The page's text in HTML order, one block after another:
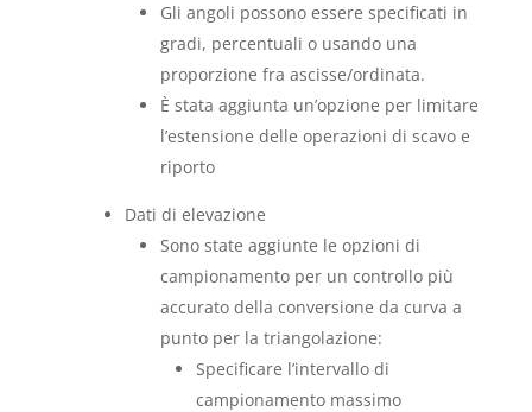
Gli angoli possono essere specificati in
gradi, percentuali o usando una
proporzione fra ascisse/ordinata.
È stata aggiunta un’opzione per limitare
l’estensione delle operazioni di scavo e
riporto
Dati di elevazione
Sono state aggiunte le opzioni di
campionamento per un controllo più
accurato della conversione da curva a
punto per la triangolazione:
Specificare l’intervallo di
campionamento massimo